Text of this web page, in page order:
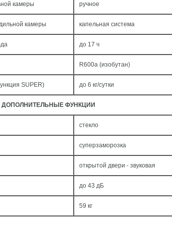
камеры ручное
камеры капельная система
до 17 ч
R600a (изобутан)
SUPER) до 6 кг/cутки
ДОПОЛНИТЕЛЬНЫЕ ФУНКЦИИ
стекло
суперзаморозка
открытой двери - звуковая
до 43 дБ
59 кг